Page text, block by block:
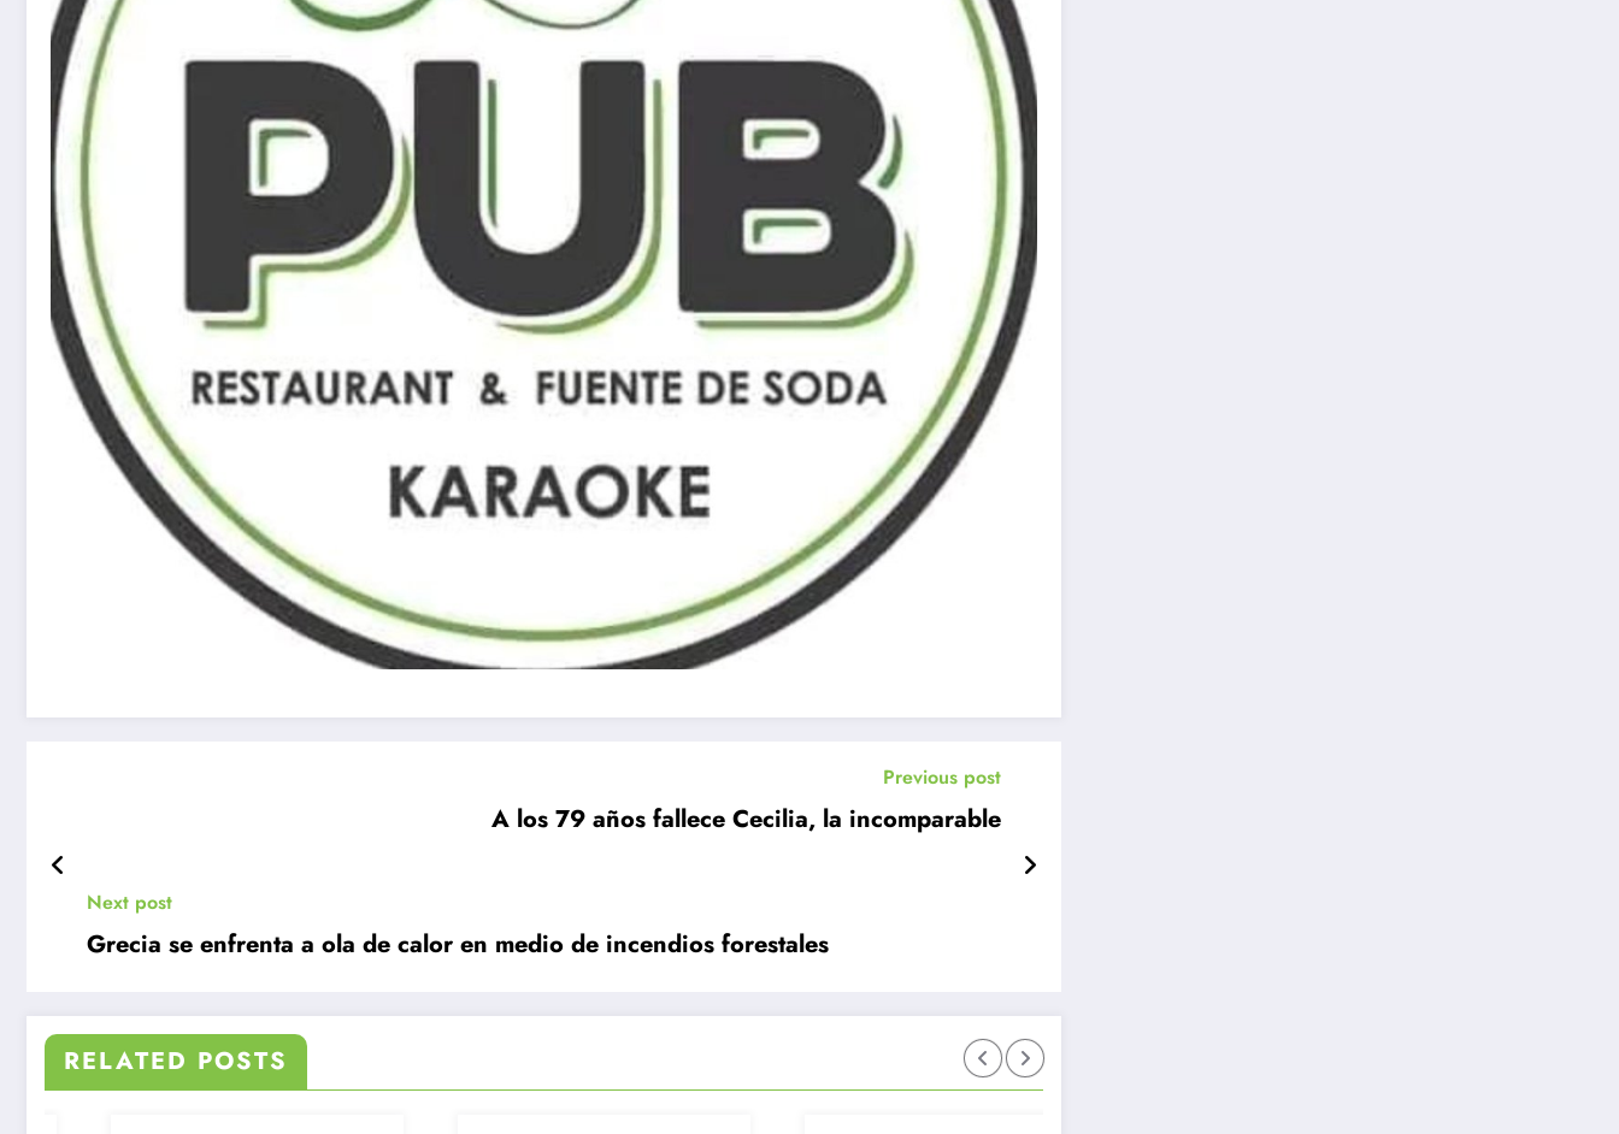
Previous post
A los 79 años fallece Cecilia, la incomparable
Next post
Grecia se enfrenta a ola de calor en medio de incendios forestales
RELATED POSTS